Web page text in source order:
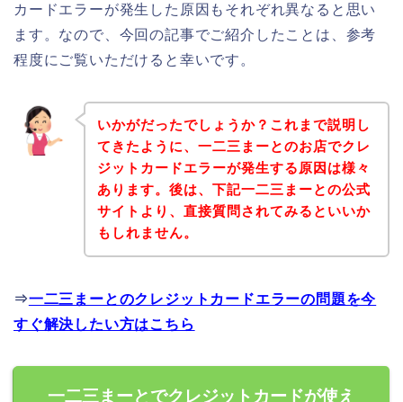
カードエラーが発生した原因もそれぞれ異なると思い
ます。なので、今回の記事でご紹介したことは、参考
程度にご覧いただけると幸いです。
いかがだったでしょうか？これまで説明し
てきたように、一二三まーとのお店でクレ
ジットカードエラーが発生する原因は様々
あります。後は、下記一二三まーとの公式
サイトより、直接質問されてみるといいか
もしれません。
⇒一二三まーとのクレジットカードエラーの問題を今
すぐ解決したい方はこちら
一二三まーとでクレジットカードが使え